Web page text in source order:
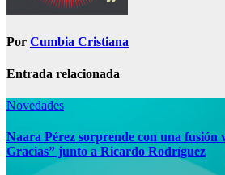
Por Cumbia Cristiana
Entrada relacionada
Novedades
Naara Pérez sorprende con una fusión
Gracias” junto a Ricardo Rodríguez